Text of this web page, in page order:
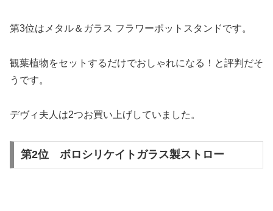
第3位はメタル＆ガラス フラワーポットスタンドです。
観葉植物をセットするだけでおしゃれになる！と評判だそ
うです。
デヴィ夫人は2つお買い上げしていました。
第2位 ボロシリケイトガラス製ストロー